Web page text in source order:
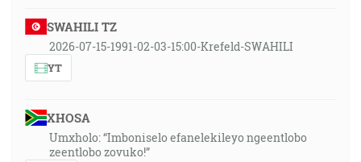
SWAHILI TZ
2026-07-15-1991-02-03-15:00-Krefeld-SWAHILI
YT
XHOSA
Umxholo: “Imboniselo efanelekileyo ngeentlobo
zeentlobo zovuko!”